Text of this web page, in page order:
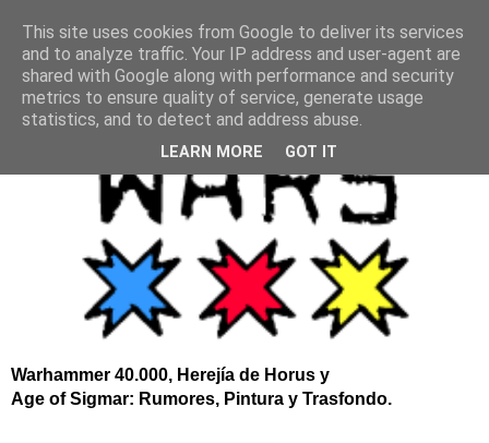
Warhammer 40.000, Herejía de Horus y
Age of Sigmar: Rumores, Pintura y Trasfondo.
This site uses cookies from Google to deliver its services
and to analyze traffic. Your IP address and user-agent are
shared with Google along with performance and security
metrics to ensure quality of service, generate usage
statistics, and to detect and address abuse.
LEARN MORE GOT IT